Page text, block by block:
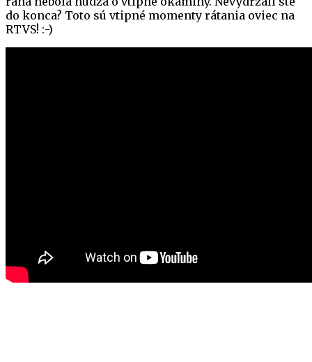
do konca? Toto sú vtipné momenty rátania oviec na
RTVS! :-)